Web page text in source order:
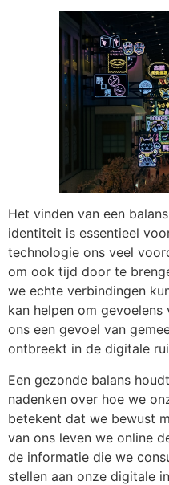
Het vinden van een
identiteit is essentieel
technologie ons veel
om ook tijd door te
we echte verbindingen
kan helpen om
ons een gevoel van
ontbreekt in de digitale
Een gezonde balans
nadenken over hoe we
betekent dat we bewust
van ons leven we online
de informatie die we
stellen aan onze digitale